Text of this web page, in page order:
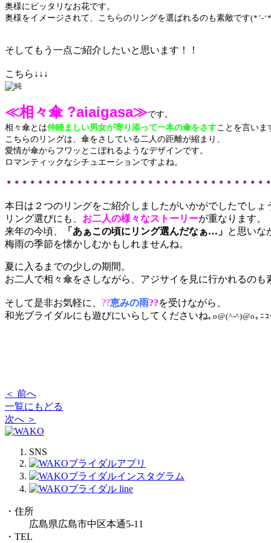
奥様にピッタリなお花です。
奥様をイメージされて、こちらのリングを選ばれるのも素敵です(*’-
そしてもう一点ご紹介したいと思います！！
こちら↓↓↓
≪相々傘 ?aiaigasa≫です。
相々傘とは仲睦ましい男女が寄り添って一本の傘をさすことを言いま
こちらのリングは、傘をさしている二人の距離が縮まり、
愛情が傘からフワッとこぼれるようなデザインです。
ロマンティックなシチュエーションですよね。
＊＊＊＊＊＊＊＊＊＊＊＊＊＊＊＊＊＊＊＊＊＊＊＊＊＊＊＊＊＊＊＊＊
本日は２つのリングをご紹介しましたがいかがでしたでしょ
リング選びにも、 お二人の様々なストーリーが重なります。
来年の今頃、
「あぁこの頃にリング選んだなぁ…」 と思いな
梅雨の季節を懐かしむかもしれませんね。
夏に入るまでの少しの期間。
お二人で相々傘をさしながら、アジサイを見に行かれるのも
そして是非お気軽に、 ??恵みの雨??を受けながら、
和光ブライダルにも遊びにいらしてくださいね｡o@(^-^)@o｡ﾆｺ
＜ 前へ
一覧にもどる
次へ ＞
SNS
・住所
広島県広島市中区本通5-11
・TEL